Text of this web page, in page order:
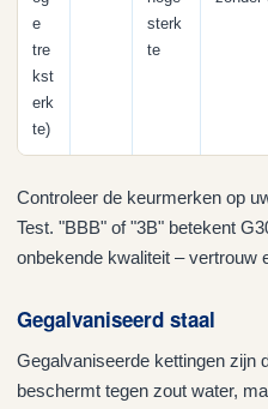
e
tre
kst
erk
te)
sterk
te
Controleer de keurmerken op
Test. "BBB" of "3B" betekent
onbekende kwaliteit – vertrouw
Gegalvaniseerd staal
Gegalvaniseerde kettingen zijn
beschermt tegen zout water,